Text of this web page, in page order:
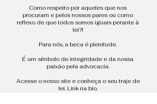
Como respeito por aqueles que nos
procuram e pelos nossos pares ou como
reflexo de que todos somos iguais perante à
lei?!
Para nós, a beca é plenitude.
É um símbolo de integridade e da nossa
paixão pela advocacia.
Acesse o nosso site e conheça o seu traje de
lei. Link na bio.